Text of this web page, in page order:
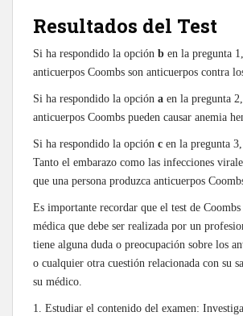
Resultados del Test
Si ha respondido la opción b en la pregunta
anticuerpos Coombs son anticuerpos contra
Si ha respondido la opción a en la pregunta
anticuerpos Coombs pueden causar anemia
Si ha respondido la opción c en la pregunta
Tanto el embarazo como las infecciones
que una persona produzca anticuerpos
Es importante recordar que el test de Coombs
médica que debe ser realizada por un
tiene alguna duda o preocupación sobre los
o cualquier otra cuestión relacionada con su
su médico.
1. Estudiar el contenido del examen: